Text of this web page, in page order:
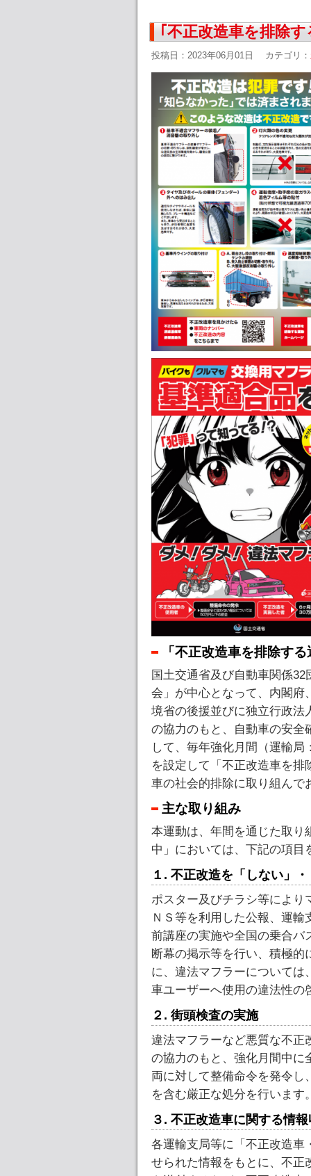
｢不正改造車を排除
投稿日：2023年06月01日 カテゴリ：
「不正改造車を排除す
国土交通省及び自動車関係
会」が中心となって、内閣府
境省の後援並びに独立行政法
の協力のもと、自動車の安全
して、毎年強化月間（運輸
を設定して「不正改造車を
車の社会的排除に取り組んで
主な取り組み
本運動は、年間を通じた取り
中」においては、下記の項目
１. 不正改造を「しない」
ポスター及びチラシ等により
ＮＳ等を利用した公報、運
前講座の実施や全国の乗合バ
断幕の掲示等を行い、積極
に、違法マフラーについては
車ユーザーへ使用の違法性の
２. 街頭検査の実施
違法マフラーなど悪質な不正
の協力のもと、強化月間中に
両に対して整備命令を発令し
を含む厳正な処分を行います
３. 不正改造車に関する情
各運輸支局等に「不正改造車
せられた情報をもとに、不正